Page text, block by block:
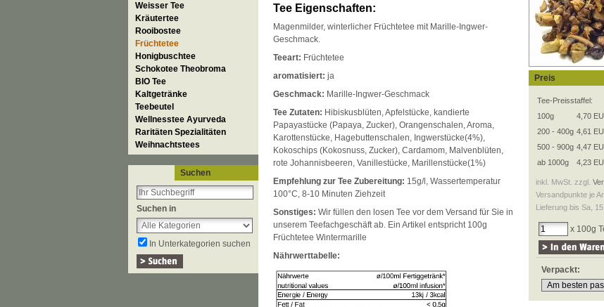
Weisser Tee
Kräutertee
Rooibostee
Früchtetee
Honigbuschtee
Schokotee Theobroma
BIO Tee
Kaltgetränke
Teebeutel
Wellnesstee Ayurveda
Raritäten Spezialitäten
Weihnachtstees
Suchen
Suchen in
In Unterkategorien suchen
Tee Eigenschaften:
Magenmilder, winterlicher Früchtetee mit Marille-Ingwer-
Geschmack.
Teeart: Früchtetee
aromatisiert: ja
Geschmack: Marille-Ingwer-Geschmack
Tee Zutaten: Hibiskusblüten, Apfelstücke, kandierte
Papayastücke (Papaya, Zucker), Orangenschalen, Aroma,
Karottenstücke, Hagebuttenschalen, Ingwerstücke(4%),
Kokoschips (Kokosnuss, Zucker), Cardamom, Malvenblüten,
rote Johannisbeeren, Vanillestücke, Marillenstücke(1%)
Empfehlung zur Tee Zubereitung: 15g/l, Wassertemperatur
100°C, 8-10 Minuten Ziehzeit
Sonstiges: Wir füllen den losen Tee vor dem Versand für Sie in
unserem Teefachgeschäft ab. Ein Artikel entspricht 100g
Früchtetee Wintermarille
Nährwerttabelle:
Preis
Tee-Preisstaffel:
100g
4,70
200 - 400g 4,61
500 - 900g 4,47
ab 1000g
4,23
inkl. MwSt. zzgl.
Versandpunkte je
Lieferung bis Sa,
x 100g
Verpackt: